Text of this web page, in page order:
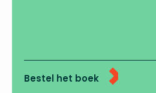
Bestel het boek